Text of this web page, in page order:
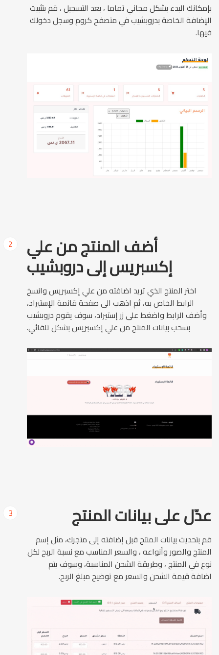
بإمكانك البدء بشكل مجاني تماما ، بعد التسجيل ، قم بتثبيت
الإضافة الخاصة بدروبشيب في متصفح كروم وسجل دخولك
فيها.
2 أضف المنتج من علي
إكسبريس إلى دروبشيب
اختر المنتج الذي تريد اضافته من علي إكسبريس وانسخ
الرابط الخاص به، ثم اذهب الى صفحة قائمة الإستيراد،
وأضف الرابط واضغط على زر إستيراد، سوف يقوم دروبشيب
بسحب بيانات المنتج من علي إكسبريس بشكل تلقائي.
3 عدّل على بيانات المنتج
قم بتحديث بيانات المنتج قبل إضافته إلى متجرك، مثل إسم
المنتج والصور وأنواعه ، والسعر المناسب مع نسبة الربح لكل
نوع في المنتج ، وطريقة الشحن المناسبة، وسوف يتم
اضافة قيمة الشحن والسعر مع توضيح مبلغ الربح.